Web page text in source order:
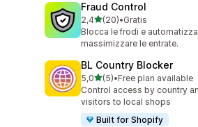
Fraud Control
2,4stelle su 5
(20)
20 recensioni totali
•Gratis
Blocca le frodi e
massimizzare le entrate.
BL Country Blocker
5,0stelle su 5
(5)
5 recensioni totali
•Free plan available
Control access by country
visitors to local shops
Built for Shopify